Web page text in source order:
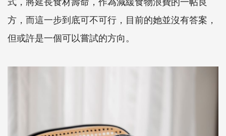
方，而這一步到底可不可行，目前的她並沒有答案，
但或許是一個可以嘗試的方向。